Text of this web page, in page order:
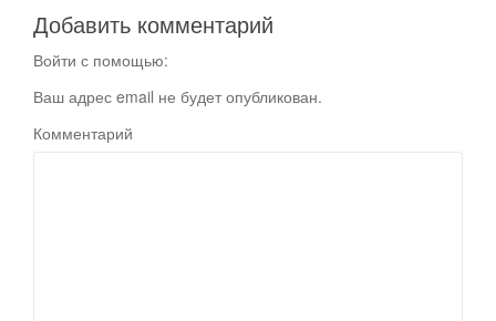
Добавить комментарий
Войти с помощью:
Ваш адрес email не будет опубликован.
Комментарий